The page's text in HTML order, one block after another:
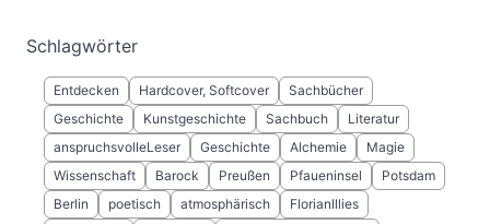
Schlagwörter
Entdecken Hardcover, Softcover
Sachbücher
Geschichte
Kunstgeschichte Sachbuch
Literatur
anspruchsvolleLeser
Geschichte Alchemie
Magie
Wissenschaft
Barock Preußen Pfaueninsel
Potsdam
Berlin
poetisch atmosphärisch
FlorianIllies